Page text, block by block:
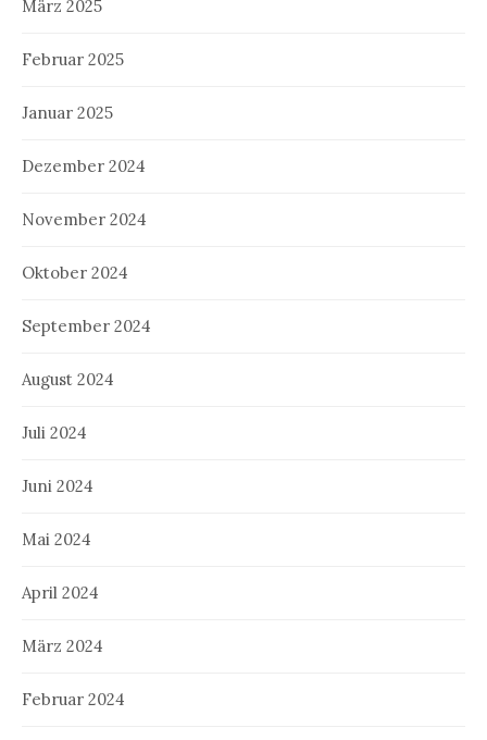
März 2025
Februar 2025
Januar 2025
Dezember 2024
November 2024
Oktober 2024
September 2024
August 2024
Juli 2024
Juni 2024
Mai 2024
April 2024
März 2024
Februar 2024